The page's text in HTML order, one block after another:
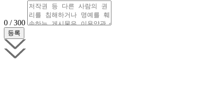
0 / 300